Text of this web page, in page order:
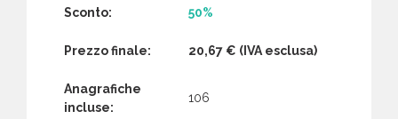
Sconto: 50%
Prezzo finale: 20,67 € (IVA esclusa)
Anagrafiche
incluse:
106